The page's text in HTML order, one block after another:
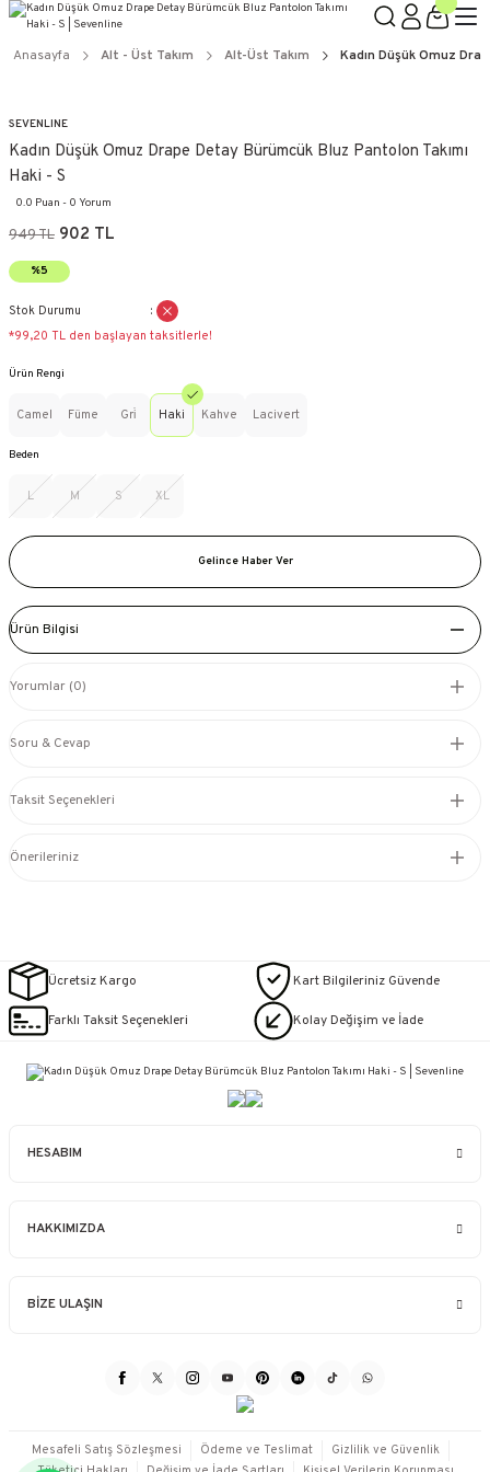
Anasayfa Alt - Üst Takım Alt-Üst Takım Kadın Düşük Omuz
SEVENLINE
Kadın Düşük Omuz Drape Detay Bürümcük Bluz Pantolon Takımı
Haki - S
0.0 Puan - 0 Yorum
949 TL 902 TL
%5
Stok Durumu
*99,20 TL den başlayan taksitlerle!
Ürün Rengi
Camel Füme Gri̇ Haki Kahve Lacivert
Beden
L M S XL
Gelince Haber Ver
Ürün Bilgisi
Yorumlar (0)
Soru & Cevap
Taksit Seçenekleri
Önerileriniz
Ücretsiz Kargo Kart Bilgileriniz Güvende
Farklı Taksit Seçenekleri Kolay Değişim ve İade
HESABIM
HAKKIMIZDA
BİZE ULAŞIN
Mesafeli Satış Sözleşmesi Ödeme ve Teslimat
Gizlilik ve Güvenlik